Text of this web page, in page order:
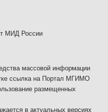
ЕАЭС, ШОС,
— Совет Федерации
Российской
МИД России
массовой информации
ссылка на Портал МГИМО
размещенных
в актуальных версиях